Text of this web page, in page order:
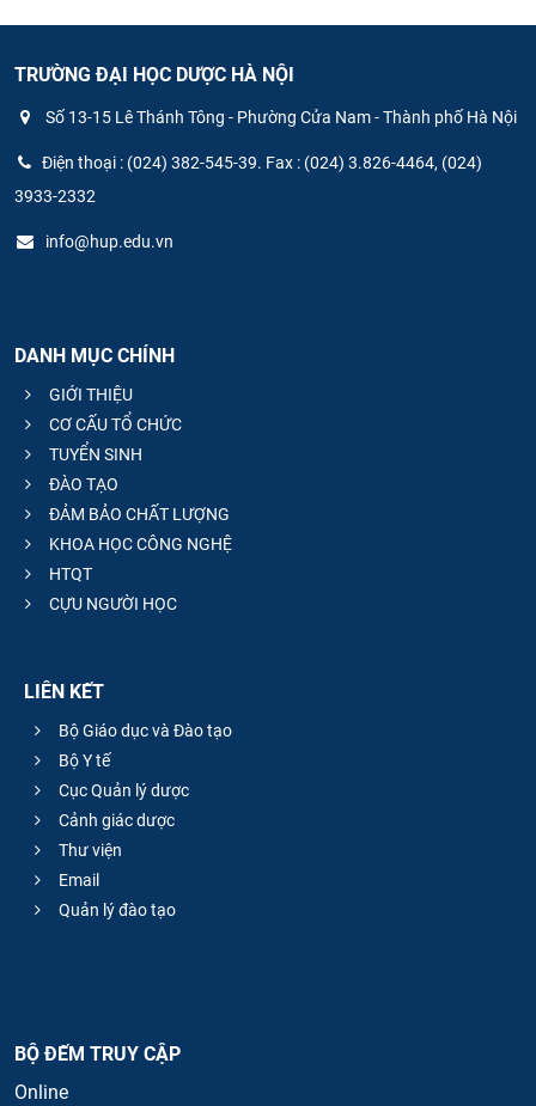
TRƯỜNG ĐẠI HỌC DƯỢC HÀ NỘI
Số 13-15 Lê Thánh Tông - Phường Cửa Nam - Thành phố Hà Nội
Điện thoại : (024) 382-545-39. Fax : (024) 3.826-4464, (024)
3933-2332
info@hup.edu.vn
DANH MỤC CHÍNH
GIỚI THIỆU
CƠ CẤU TỔ CHỨC
TUYỂN SINH
ĐÀO TẠO
ĐẢM BẢO CHẤT LƯỢNG
KHOA HỌC CÔNG NGHỆ
HTQT
CỰU NGƯỜI HỌC
LIÊN KẾT
Bộ Giáo dục và Đào tạo
Bộ Y tế
Cục Quản lý dược
Cảnh giác dược
Thư viện
Email
Quản lý đào tạo
BỘ ĐẾM TRUY CẬP
Online